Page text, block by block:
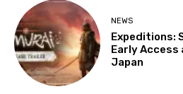
NEWS
Expeditions:
Early Access
Japan